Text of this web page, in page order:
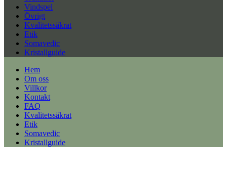
Vindspel
Övrigt
Kvalitetssäkrat
Etik
Somavedic
Kristallguide
Hem
Om oss
Villkor
Kontakt
FAQ
Kvalitetssäkrat
Etik
Somavedic
Kristallguide